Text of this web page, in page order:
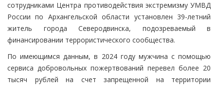
сотрудниками Центра противодействия экстремизму УМВД
России по Архангельской области установлен 39-летний
житель города Северодвинска, подозреваемый в
финансировании террористического сообщества.
По имеющимся данным, в 2024 году мужчина с помощью
сервиса добровольных пожертвований перевел более 20
тысяч рублей на счет запрещенной на территории